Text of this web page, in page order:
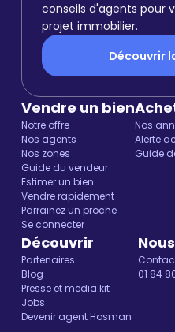
conseils d'agents pour
projet immobilier.
Découvrir
Vendre un bien
Notre offre
Nos agents
Nos zones
Guide du vendeur
Estimer un bien
Vendre rapidement
Parrainez un proche
Se connecter
Nos
Alerte
Guide
Découvrir
Partenaires
Blog
Presse et media kit
Jobs
Devenir agent Hosman
01 84